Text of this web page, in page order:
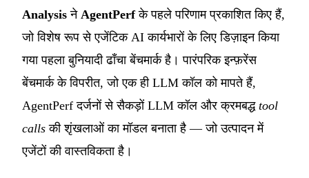
Analysis ने AgentPerfके पहले परिणाम प्रकाशित किए हैं,
जो विशेष रूप से एजेंटिक AI कार्यभारों के लिए डिज़ाइन किया
गया पहला बुनियादी ढाँचा बेंचमार्क है। पारंपरिक इन्फ़रेंस
बेंचमार्क के विपरीत, जो एक ही LLM कॉल को मापते हैं,
AgentPerf दर्जनों से सैकड़ों LLM कॉल और क्रमबद्ध tool
calls की शृंखलाओं का मॉडल बनाता है — जो उत्पादन में
एजेंटों की वास्तविकता है।